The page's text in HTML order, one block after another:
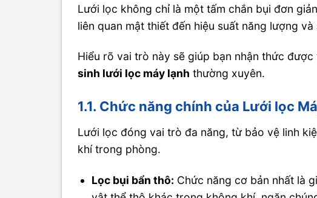
Lưới lọc không chỉ là một tấm chắn bụi đơn
liên quan mật thiết đến hiệu suất năng lượng
Hiểu rõ vai trò này sẽ giúp bạn nhận thức
sinh lưới lọc máy lạnh thường xuyên.
1.1. Chức năng chính của Lưới lọc
Lưới lọc đóng vai trò đa năng, từ bảo vệ linh
khí trong phòng.
Lọc bụi bẩn thô: Chức năng cơ bản nhất là